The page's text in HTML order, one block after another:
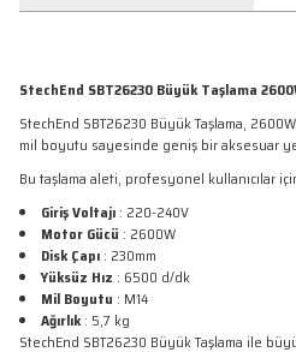
StechEnd SBT26230 Büyük Taşlama
StechEnd SBT26230 Büyük Taşlama,
mil boyutu sayesinde geniş bir aksesuar
Bu taşlama aleti, profesyonel kullanıcılar
Giriş Voltajı : 220-240V
Motor Gücü : 2600W
Disk Çapı : 230mm
Yüksüz Hız : 6500 d/dk
Mil Boyutu : M14
Ağırlık : 5,7 kg
StechEnd SBT26230 Büyük Taşlama ile